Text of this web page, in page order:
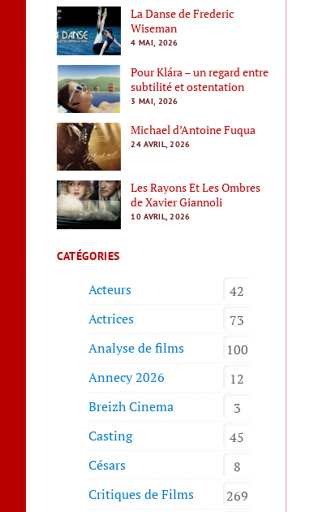
La Danse de Frederic
Wiseman
4 MAI, 2026
Pour Klára – un regard entre
subtilité et ostentation
3 MAI, 2026
Michael d’Antoine Fuqua
24 AVRIL, 2026
Les Rayons Et Les Ombres
de Xavier Giannoli
10 AVRIL, 2026
CATÉGORIES
Acteurs
42
Actrices
73
Analyse de films
100
Annecy 2026
12
Breizh Cinema
3
Casting
45
Césars
8
Critiques de Films
269